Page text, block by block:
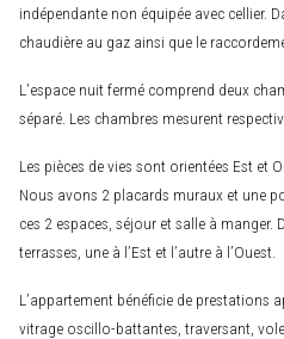
indépendante non équipée avec cellier.
chaudière au gaz ainsi que le
L’espace nuit fermé comprend deux
séparé. Les chambres mesurent
Les pièces de vies sont orientées Est et
Nous avons 2 placards muraux et une
ces 2 espaces, séjour et salle à manger.
terrasses, une à l’Est et l’autre à l’Ouest.
L’appartement bénéficie de prestations
vitrage oscillo-battantes, traversant,